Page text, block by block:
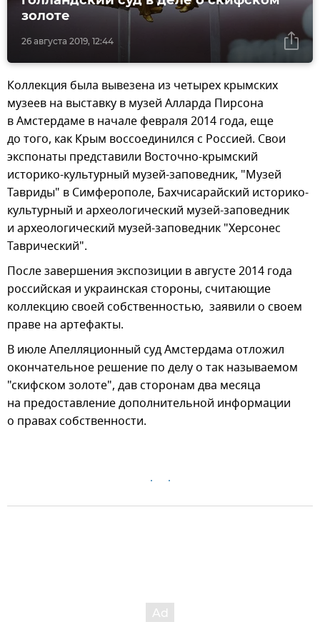
26 августа 2019, 12:44
золоте
Коллекция была вывезена из четырех крымских
музеев на выставку в музей Алларда Пирсона
в Амстердаме в начале февраля 2014 года, еще
до того, как Крым воссоединился с Россией. Свои
экспонаты представили Восточно-крымский
историко-культурный музей-заповедник, "Музей
Тавриды" в Симферополе, Бахчисарайский историко-
культурный и археологический музей-заповедник
и археологический музей-заповедник "Херсонес
Таврический".
После завершения экспозиции в августе 2014 года
российская и украинская стороны, считающие
коллекцию своей собственностью, заявили о своем
праве на артефакты.
В июле Апелляционный суд Амстердама отложил
окончательное решение по делу о так называемом
"скифском золоте", дав сторонам два месяца
на предоставление дополнительной информации
о правах собственности.